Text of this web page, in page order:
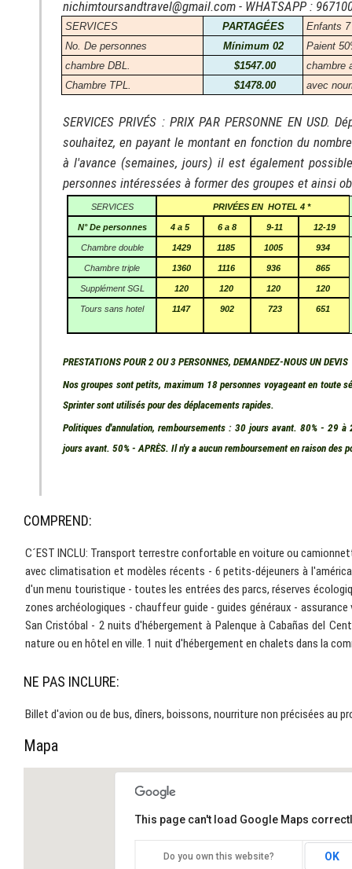
nichimtoursandtravel@gmail.com - WHATSAPP :
SERVICES PARTAGÉES
Enfants
No. De personnes
Mínimum 02
Paient
chambre DBL.
$1547.00
chambre
Chambre TPL.
$1478.00 avec
SERVICES PRIVÉS : PRIX PAR PERSONNE EN USD.
souhaitez, en payant le montant en fonction du
à l'avance (semaines, jours) il est également
personnes intéressées à former des groupes et ainsi
SERVICES PRIVÉES EN HOTEL 4 *
N° De personnes 4 a 5 6 a 8 9-11 12-19
Chambre double 1429 1185 1005 934
Chambre triple 1360 1116 936 865
Supplément SGL 120 120 120 120
Tours sans hotel 1147 902 723 651
PRESTATIONS POUR 2 OU 3 PERSONNES, DEMANDEZ-NOUS UN DEVIS
Nos groupes sont petits, maximum 18 personnes voyageant en toute
Sprinter sont utilisés pour des déplacements rapides.
Politiques d'annulation, remboursements : 30 jours avant. 80% - 29
jours avant. 50% - APRÈS. Il n'y a aucun remboursement en raison des
COMPREND:
C´EST INCLU: Transport terrestre confortable en voiture ou
avec climatisation et modèles récents - 6 petits-déjeuners à
d'un menu touristique - toutes les entrées des parcs, réserves
zones archéologiques - chauffeur guide - guides généraux -
San Cristóbal - 2 nuits d'hébergement à Palenque à Cabañas del
nature ou en hôtel en ville. 1 nuit d'hébergement en chalets dans la
NE PAS INCLURE:
Billet d'avion ou de bus, dîners, boissons, nourriture non précisées au
Mapa
This page can't load Google Maps
Do you own this website? OK